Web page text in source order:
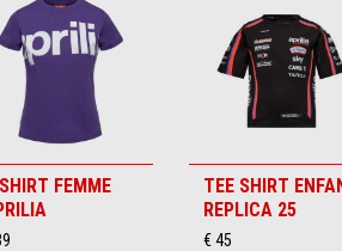
FEMME
TEE SHIRT
REPLICA 25
€ 45